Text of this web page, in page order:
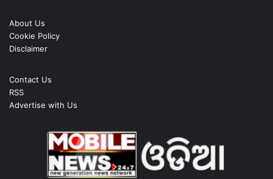
About Us
Cookie Policy
Disclaimer
Contact Us
RSS
Advertise with Us